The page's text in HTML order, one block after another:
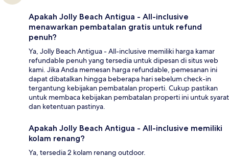
Apakah Jolly Beach Antigua - All-inclusive
menawarkan pembatalan gratis untuk refund
penuh?
Ya, Jolly Beach Antigua - All-inclusive memiliki harga kamar
refundable penuh yang tersedia untuk dipesan di situs web
kami. Jika Anda memesan harga refundable, pemesanan ini
dapat dibatalkan hingga beberapa hari sebelum check-in
tergantung kebijakan pembatalan properti. Cukup pastikan
untuk membaca kebijakan pembatalan properti ini untuk syarat
dan ketentuan pastinya.
Apakah Jolly Beach Antigua - All-inclusive memiliki
kolam renang?
Ya, tersedia 2 kolam renang outdoor.